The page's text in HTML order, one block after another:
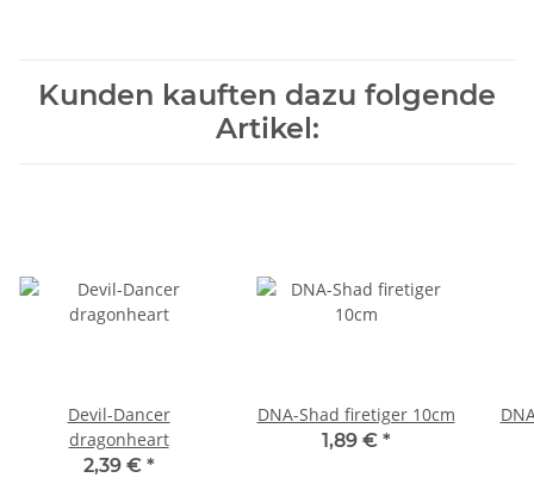
Kunden kauften dazu folgende
Artikel:
Devil-Dancer
dragonheart
2,39 € *
DNA-Shad firetiger 10cm
1,89 € *